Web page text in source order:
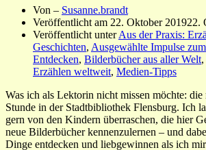
Von – Susanne.brandt
Veröffentlicht am 22. Oktober 201922.
Veröffentlicht unterAus der Praxis:
Geschichten, Ausgewählte Impulse
Entdecken, Bilderbücher aus aller Welt,
Erzählen weltweit, Medien-Tipps
Was ich als Lektorin nicht missen möchte:
Stunde in der Stadtbibliothek Flensburg. Ich
gern von den Kindern überraschen, die hier
neue Bilderbücher kennenzulernen – und
Dinge entdecken und liebgewinnen als ich